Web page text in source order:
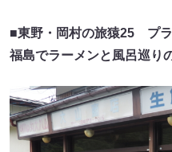
■東野・岡村の旅猿25 プ
福島でラーメンと風呂巡り